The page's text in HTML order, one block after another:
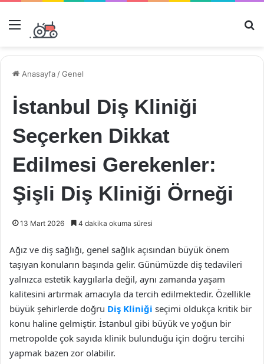
Menü
Anasayfa /Genel
İstanbul Diş Kliniği
Seçerken Dikkat
Edilmesi Gerekenler:
Şişli Diş Kliniği Örneği
13 Mart 2026 4 dakika okuma süresi
Ağız ve diş sağlığı, genel sağlık açısından büyük önem
taşıyan konuların başında gelir. Günümüzde diş tedavileri
yalnızca estetik kaygılarla değil, aynı zamanda yaşam
kalitesini artırmak amacıyla da tercih edilmektedir. Özellikle
büyük şehirlerde doğru Diş Kliniği seçimi oldukça kritik bir
konu haline gelmiştir. İstanbul gibi büyük ve yoğun bir
metropolde çok sayıda klinik bulunduğu için doğru tercihi
yapmak bazen zor olabilir.